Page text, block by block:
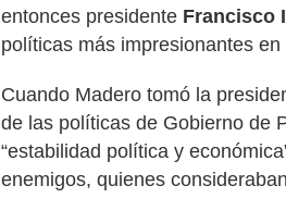
entonces presidente Francisco
políticas más impresionantes
Cuando Madero tomó la
de las políticas de Gobierno de
“estabilidad política y
enemigos, quienes